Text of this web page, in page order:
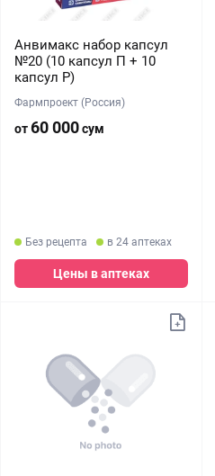
Анвимакс набор капсул
№20 (10 капсул П + 10
капсул Р)
Фармпроект (Россия)
от60 000сум
Без рецепта в 24 аптеках
Цены в аптеках